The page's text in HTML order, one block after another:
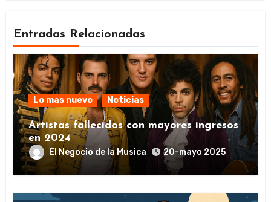
Entradas Relacionadas
Lo mas nuevo Noticias
Artistas fallecidos con mayores ingresos
en 2024
El Negocio de la Musica 20-mayo 2025